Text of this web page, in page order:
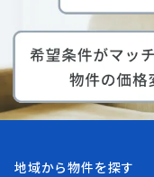
地域から物件を探す